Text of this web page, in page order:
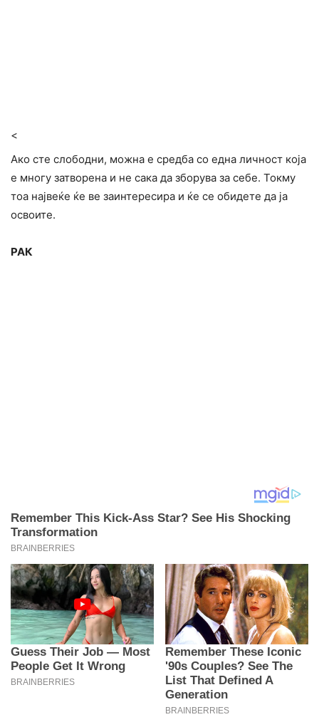
<
Ако сте слободни, можна е средба со една личност која
е многу затворена и не сака да зборува за себе. Токму
тоа највеќе ќе ве заинтересира и ќе се обидете да ја
освоите.
РАК